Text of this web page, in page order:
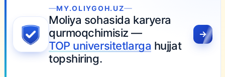
MY.OLIYGOH.UZ
Moliya sohasida karyera
qurmoqchimisiz —
TOP universitetlarga hujjat
topshiring.